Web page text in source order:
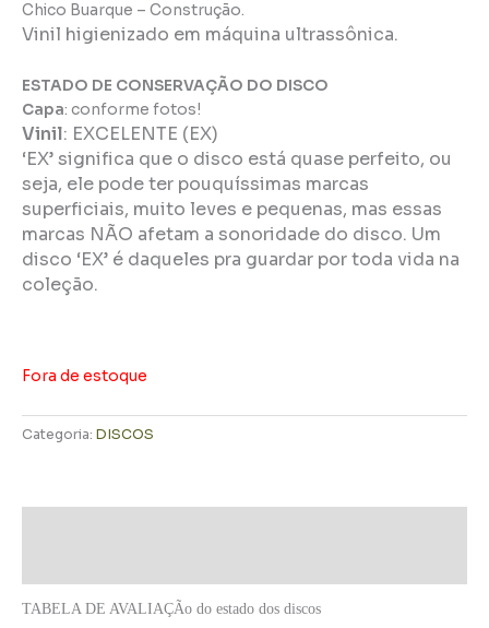
Chico Buarque – Construção.
Vinil higienizado em máquina ultrassônica.
ESTADO DE CONSERVAÇÃO DO DISCO
Capa: conforme fotos!
Vinil: EXCELENTE (EX)
‘EX’ significa que o disco está quase perfeito, ou
seja, ele pode ter pouquíssimas marcas
superficiais, muito leves e pequenas, mas essas
marcas NÃO afetam a sonoridade do disco. Um
disco ‘EX’ é daqueles pra guardar por toda vida na
coleção.
Fora de estoque
Categoria: DISCOS
TABELA DE AVALIAÇÃo do estado dos discos